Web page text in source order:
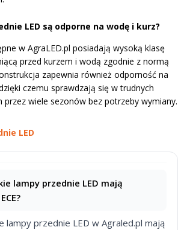
LED są odporne na wodę i kurz?
w AgraLED.pl posiadają wysoką klasę
przed kurzem i wodą zgodnie z normą
zapewnia również odporność na
czemu sprawdzają się w trudnych
przez wiele sezonów bez potrzeby wymiany.
LED
lampy przednie LED mają
lampy przednie LED w Agraled.pl mają